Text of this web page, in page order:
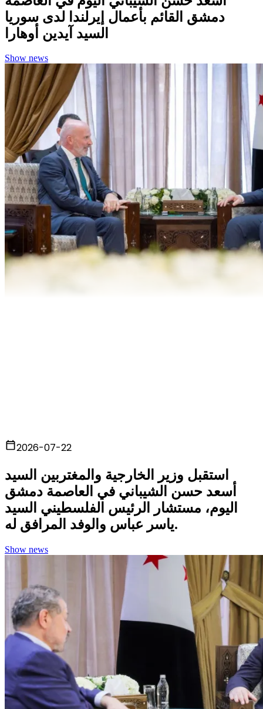
دمشق القائم بأعمال إيرلندا لدى سوريا
السيد آيدين أوهارا
Show news
2026-07-22
استقبل وزير الخارجية والمغتربين السيد
أسعد حسن الشيباني في العاصمة دمشق
اليوم، مستشار الرئيس الفلسطيني السيد
ياسر عباس والوفد المرافق له.
Show news